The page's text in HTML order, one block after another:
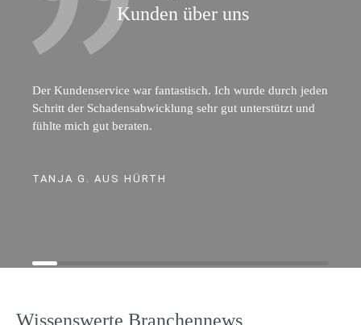
Kunden über uns
Der Kundenservice war fantastisch. Ich wurde durch jeden
Schritt der Schadensabwicklung sehr gut unterstützt und
fühlte mich gut beraten.
TANJA G. AUS HÜRTH
Wissenswerte Branchennews